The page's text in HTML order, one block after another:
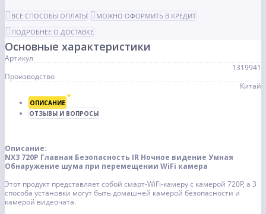
ВСЕ СПОСОБЫ ОПЛАТЫ
МОЖНО ОФОРМИТЬ В КРЕДИТ
ПОДРОБНЕЕ О ДОСТАВКЕ
Основные характеристики
Артикул
1319941
Производство
Китай
ОПИСАНИЕ
ОТЗЫВЫ И ВОПРОСЫ
Описание:
NX3 720P Главная Безопасность IR Ночное видение Умная
Обнаружение шума при перемещении WiFi камера
Этот продукт представляет собой смарт-WiFi-камеру с камерой 720P, а 3
способа установки могут быть домашней камерой безопасности и
камерой видеочата.